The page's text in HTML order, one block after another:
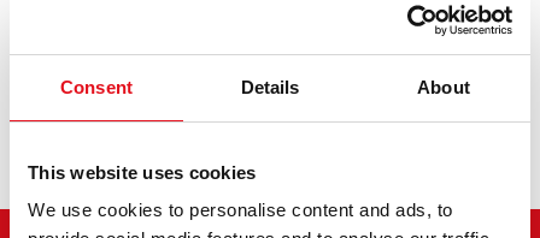
Consent Details About
This website uses cookies
We use cookies to personalise content and ads, to
Del caos a la armonía